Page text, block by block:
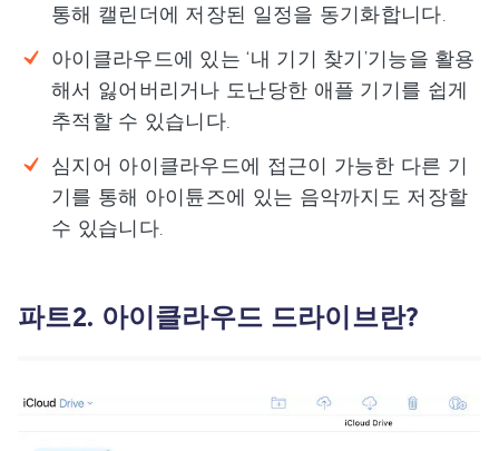
통해 캘린더에 저장된 일정을 동기화합니다.
아이클라우드에 있는 ‘내 기기 찾기’기능을 활용
해서 잃어버리거나 도난당한 애플 기기를 쉽게
추적할 수 있습니다.
심지어 아이클라우드에 접근이 가능한 다른 기
기를 통해 아이튠즈에 있는 음악까지도 저장할
수 있습니다.
파트2. 아이클라우드 드라이브란?